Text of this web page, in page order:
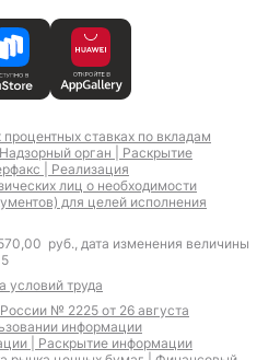
ставках по вкладам
Надзорный орган | Раскрытие
| Реализация
лиц о необходимости
для целей исполнения
руб., дата изменения величины
условий труда
№ 2225 от 26 августа
информации
| Раскрытие информации